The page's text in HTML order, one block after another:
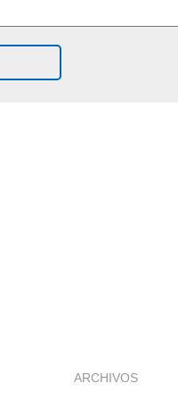
ARCHIVOS